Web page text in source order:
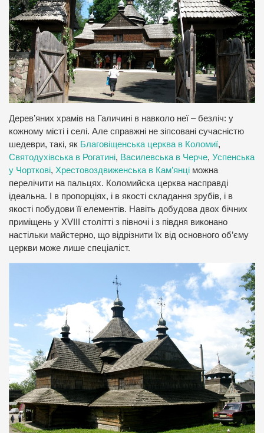
Дерев’яних храмів на Галичині в навколо неї – безліч: у
кожному місті і селі. Але справжні не зіпсовані сучасністю
шедеври, такі, як Благовіщенська церква в Коломиї,
Святодухівська в Рогатині, Василевська в Черче, Успенська
у Чорткові, Хрестовоздвиженська в Кам’янці можна
перелічити на пальцях. Коломийска церква насправді
ідеальна. І в пропорціях, і в якості складання зрубів, і в
якості побудови її елементів. Навіть добудова двох бічних
приміщень у XVIII столітті з півночі і з півдня виконано
настільки майстерно, що відрізнити їх від основного об’єму
церкви може лише спеціаліст.